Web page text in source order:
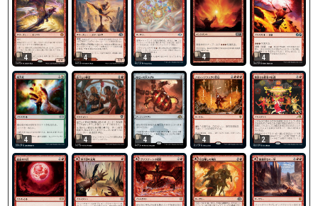
4 4 4 4 4
4 4 4 4 2